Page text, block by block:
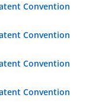
Convention
Convention
Convention
Convention